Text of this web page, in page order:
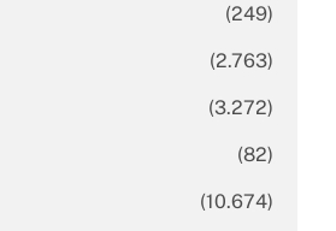
(249)
(2.763)
(3.272)
(82)
(10.674)